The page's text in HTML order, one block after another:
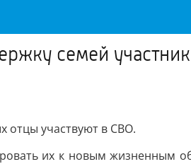
семей
отцы участвуют в СВО.
их к новым жизненным